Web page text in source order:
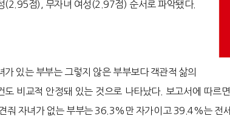
(2.95점), 무자녀 여성(2.97점) 순서로 파악됐다.
가 있는 부부는 그렇지 않은 부부보다 객관적 삶의
도 비교적 안정돼 있는 것으로 나타났다. 보고서에 따
줘 자녀가 없는 부부는 36.3%만 자가이고 39.4%는 전